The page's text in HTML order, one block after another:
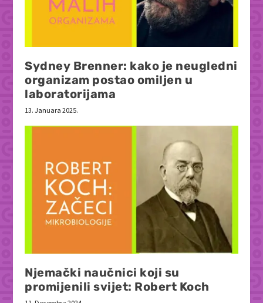
Sydney Brenner: kako je neugledni
organizam postao omiljen u
laboratorijama
13. Januara 2025.
Njemački naučnici koji su
promijenili svijet: Robert Koch